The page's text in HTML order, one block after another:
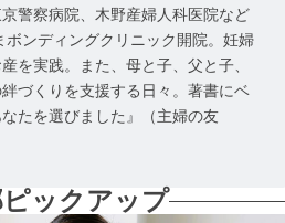
警察病院、木野産婦人科医院など
ンディングクリニック開院。妊婦
を実践。また、母と子、父と子、
づくりを支援する日々。著書にベ
たを選びました』（主婦の友
ックアップ